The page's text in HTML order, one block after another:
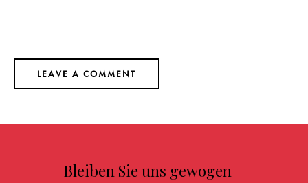
Bleiben Sie uns gewogen